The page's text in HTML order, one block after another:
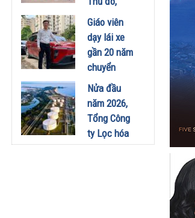
29/07/2026
29/07/2026
khuấy động
mùa hè tại
TP. Hồ Chí
Minh
Giáo viên
dạy lái xe
gần 20 năm
chuyển
sang dùng
Limo
Green: Tôi
đã hiểu vì
sao xe điện
Nửa đầu
năm 2026,
Tổng Công
ty Lọc hóa
dầu Việt